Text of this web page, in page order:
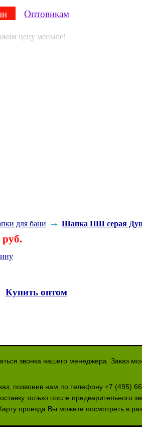
Оптовикам
для бани → Шапка ПШ серая
Купить оптом
звонка нашего менеджера. Заказ
позвонив нам по телефону +7 (495)
только после предварительного
проезда Вы можете посмотреть в